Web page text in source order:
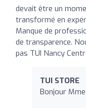
devait être un
transformé en
Manque de
de transparence.
pas TUI Nancy
TUI STORE
Bonjour